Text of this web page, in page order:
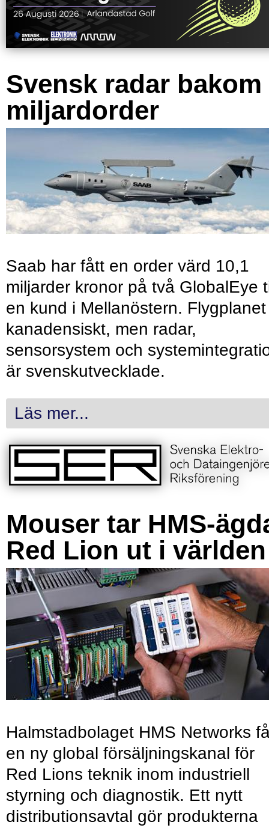
Svensk radar bakom
miljardorder
Saab har fått en order värd 10,1
miljarder kronor på två GlobalEye
en kund i Mellanöstern.
kanadensiskt, men radar,
sensorsystem och
är svenskutvecklade.
Läs mer...
Mouser tar HMS-
Red Lion ut i världen
Halmstadbolaget HMS Networks
en ny global försäljningskanal för
Red Lions teknik inom industriell
styrning och diagnostik. Ett nytt
distributionsavtal gör produkterna